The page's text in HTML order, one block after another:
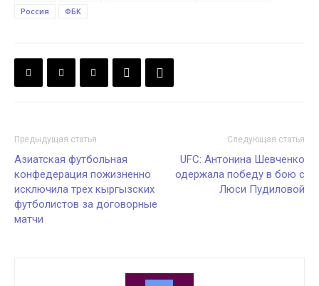
Россия
ФБК
Предыдущая статья
Азиатская футбольная
конфедерация пожизненно
исключила трех кыргызских
футболистов за договорные
матчи
Следующая статья
UFC: Антонина Шевченко
одержала победу в бою с
Люси Пудиловой